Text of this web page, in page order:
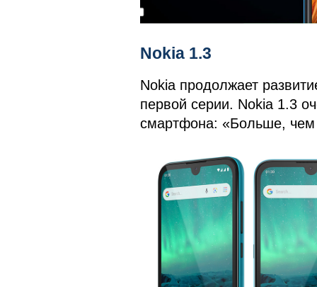
Nokia 1.3
Nokia продолжает
первой серии. Nokia 1.3
смартфона: «Больше,